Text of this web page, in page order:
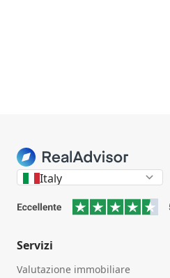
Italy
Servizi
Valutazione immobiliare